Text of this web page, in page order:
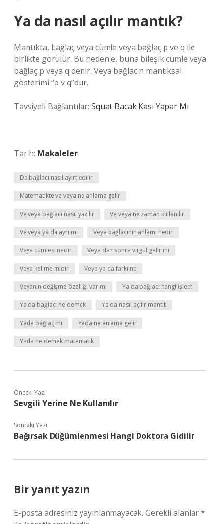
Ya da nasıl açılır mantık?
Mantıkta, bağlaç veya cümle veya bağlaç p ve q ile
birlikte görülür. Bu nedenle, buna bileşik cümle veya
bağlaç p veya q denir. Veya bağlacın mantıksal
gösterimi “p v q”dur.
Tavsiyeli Bağlantılar: Squat Bacak Kası Yapar Mı
Tarih: Makaleler
Da bağlacı nasıl ayırt edilir
Matematikte ve veya ne anlama gelir
Ve veya bağlacı nasıl yazılır Ve veya ne zaman kullanılır
Ve veya ya da ayrı mı Veya bağlacının anlamı nedir
Veya cümlesi nedir Veya dan sonra virgül gelir mi
Veya kelime midir Veya ya da farkı ne
Veyanın değişme özelliği var mı Ya da bağlacı hangi işlem
Ya da bağlacı ne demek Ya da nasıl açılır mantık
Yada bağlaç mı Yada ne anlama gelir
Yada ne demek matematik
Önceki Yazı
Sevgili Yerine Ne Kullanılır
Sonraki Yazı
Bağırsak Düğümlenmesi Hangi Doktora Gidilir
Bir yanıt yazın
E-posta adresiniz yayınlanmayacak. Gerekli alanlar*